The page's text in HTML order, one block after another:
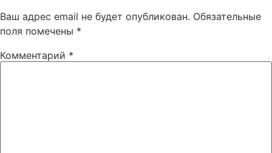
Ваш адрес email не будет опубликован. Обязательные
поля помечены *
Комментарий *